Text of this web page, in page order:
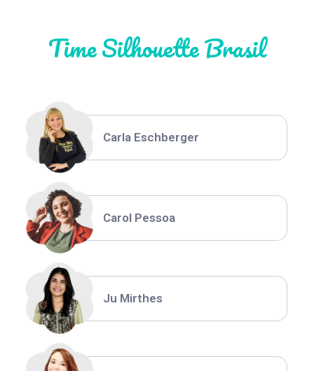
Time Silhouette Brasil
Thiara Ney
Carla Eschberger
Carol Pessoa
Ju Mirthes